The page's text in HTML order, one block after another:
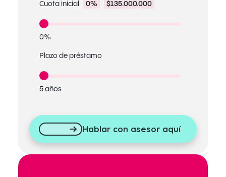
Cuota inicial 0% $135.000.000
0%
Plazo de préstamo
5 años
Hablar con asesor aquí